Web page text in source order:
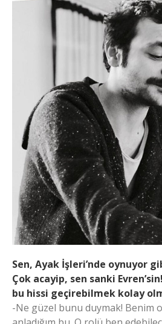
Sen, Ayak İşleri’nde oynuyor
Çok acayip, sen sanki
bu hissi geçirebilmek kolay
-Ne güzel bunu duymak! Benim